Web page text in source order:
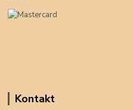
Kontakt